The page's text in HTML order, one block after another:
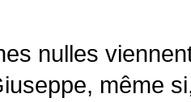
nulles
même